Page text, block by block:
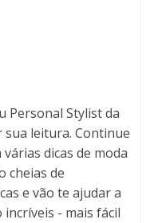
Personal Stylist da
sua leitura. Continue
dicas de moda
cheias de
e vão te ajudar a
- mais fácil